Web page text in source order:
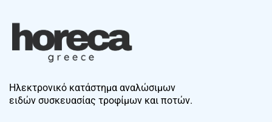
Ηλεκτρονικό κατάστημα αναλώσιμων
ειδών συσκευασίας τροφίμων και ποτών.